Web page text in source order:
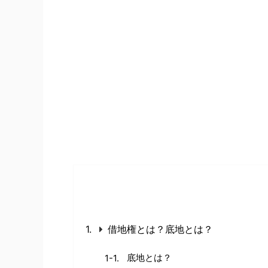
借地権とは？底地とは？
底地とは？